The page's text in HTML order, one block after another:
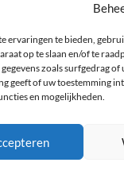
ervaringen te bieden,
op te slaan en/of te
zoals surfgedrag
geeft of uw toestemming
en mogelijkheden.
Hier
Jan van
3572LA
+31 30